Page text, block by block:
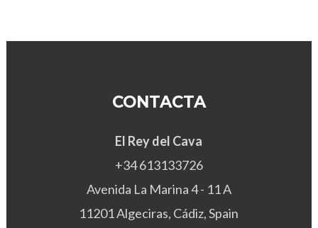
CONTACTA
El Rey del Cava
+34 613133726
Avenida La Marina 4 - 11 A
11201 Algeciras, Cádiz, Spain